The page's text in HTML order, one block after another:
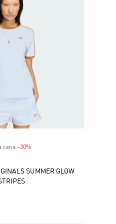
cena -30%Discount
SUMMER GLOW